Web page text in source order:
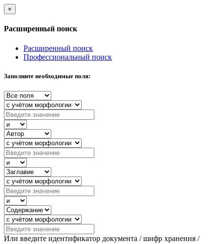
×
Расширенный поиск
Расширенный поиск
Профессиональный поиск
Заполните необходимые поля:
Или введите идентификатор документа / шифр хранения /